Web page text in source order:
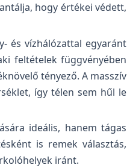
hogy értékei védett,
és vízhálózattal egyaránt
feltételek függvényében
tényező. A masszív
így télen sem hűl le
ideális, hanem tágas
is remek választás,
iránt.